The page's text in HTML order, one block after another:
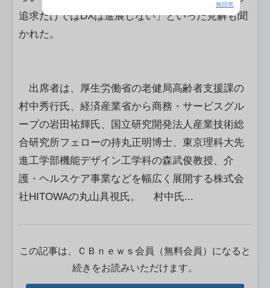
追求だけではDXは進展しない」といった見解も聞
かれた。
出席者は、厚生労働省の老健局高齢者支援課の
村中秀行氏、経済産業省から商務・サービスグル
ープの岩田祐輝氏、国立研究開発法人産業技術総
合研究所フェローの持丸正明博士、東京理科大先
進工学部機能デザイン工学科の森武俊教授、介
護・ヘルスケア事業などを幅広く展開する株式会
社HITOWAの丸山具視氏。 村中氏...
この記事は、ＣＢｎｅｗｓ会員（無料会員）になると
続きをお読みいただけます。
無回答